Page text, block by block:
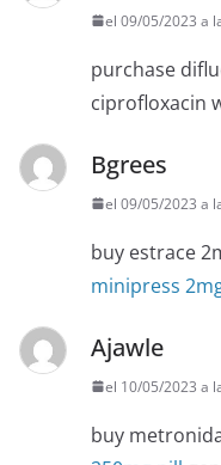
el 09/05/2023 a
purchase
ciprofloxacin
Bgrees
el 09/05/2023 a
buy estrace
minipress
Ajawle
el 10/05/2023 a
buy